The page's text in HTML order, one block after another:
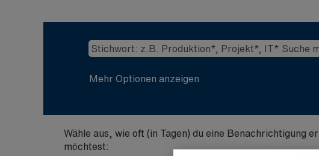
Mehr Optionen anzeigen
Wähle aus, wie oft (in Tagen) du eine Benachrichtigung
möchtest: